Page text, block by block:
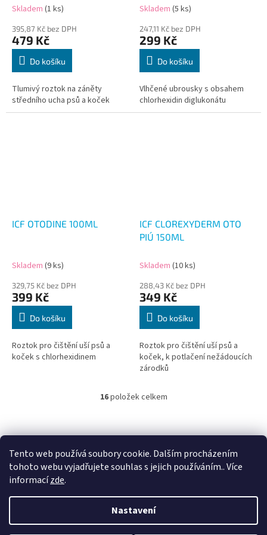
Tento web používá soubory cookie. Dalším procházením
tohoto webu vyjadřujete souhlas s jejich používáním.. Více
informacízde.
Nastavení
Skladem (1 ks)
395,87 Kč bez DPH
479 Kč
Do košíku
Tlumivý roztok na záněty
středního ucha psů a koček
Skladem (5 ks)
247,11 Kč bez DPH
299 Kč
Do košíku
Vlhčené ubrousky s obsahem
chlorhexidin diglukonátu
ICF OTODINE 100ML
Skladem (9 ks)
329,75 Kč bez DPH
399 Kč
Do košíku
Roztok pro čištění uší psů a
koček s chlorhexidinem
ICF CLOREXYDERM OTO
PIÚ 150ML
Skladem (10 ks)
288,43 Kč bez DPH
349 Kč
Do košíku
Roztok pro čištění uší psů a
koček, k potlačení nežádoucích
zárodků
O
á
d
a
c
v
k
16položek celkem
á